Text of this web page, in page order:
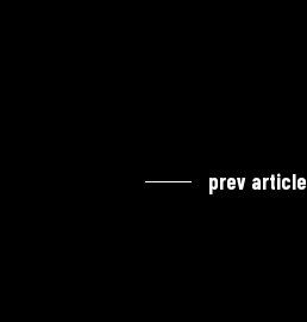
prev article